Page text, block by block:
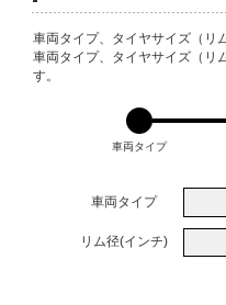
VARIATIONS
車両タイプ、タイヤサイズ（リ
車両タイプ、タイヤサイズ（リ
す。
車両タイプ
車両タイプ
リム径(インチ)